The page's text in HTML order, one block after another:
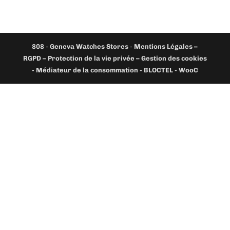
808 -Geneva Watches Stores - Mentions Légales –
RGPD – Protection de la vie privée – Gestion des cookies
- Médiateur de la consommation - BLOCTEL - WooC